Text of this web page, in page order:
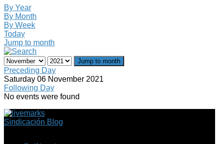
By Year
By Month
By Week
Today
Jump to month
Jump to month
Preceding Day
Saturday 06 November 2021
Following Day
No events were found
Sindicación Blog